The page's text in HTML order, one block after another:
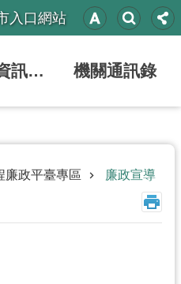
入口網站
政府資訊公開 機關通訊錄
廉政平臺專區 廉政宣導